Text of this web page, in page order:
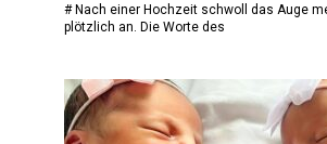
# Nach einer Hochzeit schwoll das Auge
plötzlich an. Die Worte des